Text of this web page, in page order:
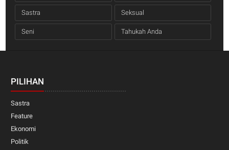
Sastra Seksual
Seni Tahukah Anda
PILIHAN
Sastra
Feature
Ekonomi
Politik